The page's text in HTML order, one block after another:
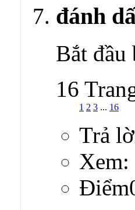
Bắt đầu
16
1 2 3 ... 16
Trả
Xem: